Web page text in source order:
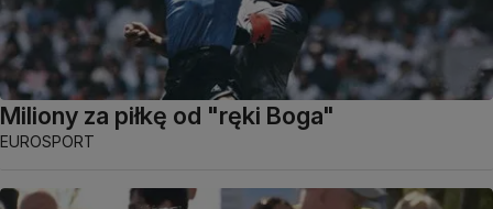
Miliony za piłkę od "ręki Boga"
EUROSPORT